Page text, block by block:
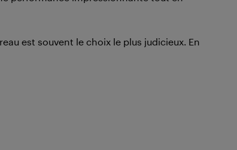
est souvent le choix le plus judicieux. En